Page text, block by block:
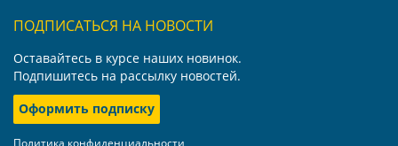
ПОДПИСАТЬСЯ НА НОВОСТИ
Оставайтесь в курсе наших новинок.
Подпишитесь на рассылку новостей.
Оформить подписку
Политика конфиденциальности